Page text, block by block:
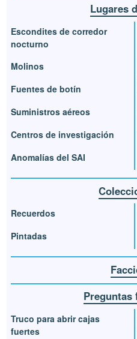
Lugares
Escondites de corredor
nocturno
Molinos
Fuentes de botín
Suministros aéreos
Centros de investigación
Anomalías del SAI
Recuerdos
Pintadas
Preguntas
Truco para abrir cajas
fuertes